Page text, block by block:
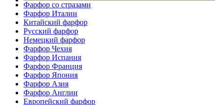
Фарфор со стразами
Фарфор Италии
Китайский фарфор
Русский фарфор
Немецкий фарфор
Фарфор Чехия
Фарфор Испания
Фарфор Франция
Фарфор Япония
Фарфор Азия
Фарфор Англии
Европейский фарфор